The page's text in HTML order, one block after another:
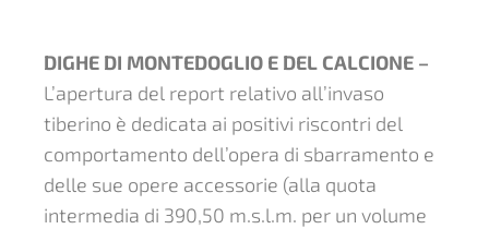
DIGHE DI MONTEDOGLIO E DEL CALCIONE –
L’apertura del report relativo all’invaso
tiberino è dedicata ai positivi riscontri del
comportamento dell’opera di sbarramento e
delle sue opere accessorie (alla quota
intermedia di 390,50 m.s.l.m. per un volume